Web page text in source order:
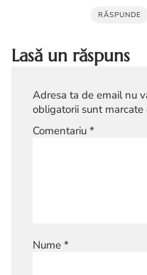
RĂSPUNDE
Lasă un răspuns
Adresa ta de email nu
obligatorii sunt marcate
Comentariu *
Nume *